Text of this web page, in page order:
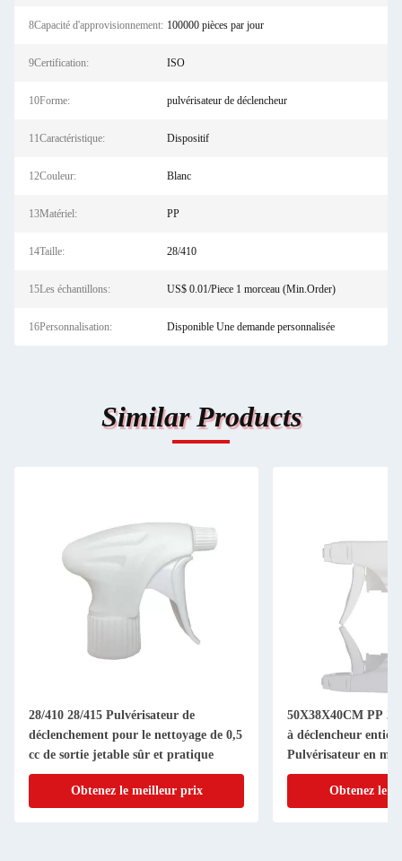
8Capacité d'approvisionnement: 100000 pièces par jour
9Certification: ISO
10Forme: pulvérisateur de déclencheur
11Caractéristique: Dispositif
12Couleur: Blanc
13Matériel: PP
14Taille: 28/410
15Les échantillons: US$ 0.01/Piece 1 morceau (Min.Order)
16Personnalisation: Disponible Une demande personnalisée
Similar Products
28/410 28/415 Pulvérisateur de
déclenchement pour le nettoyage de 0,5
cc de sortie jetable sûr et pratique
Obtenez le meilleur prix
50X38X40CM PP
à déclencheur
Pulvérisateur en
nettoyage
Obtenez le